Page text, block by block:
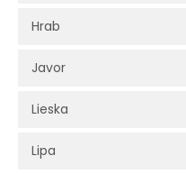
Hrab
Javor
Lieska
Lipa